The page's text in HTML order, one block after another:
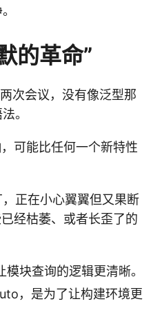
的革命”
次会议，没有像泛型那
。
可能比任何一个新特性
正在小心翼翼但又果断
经枯萎、或者长歪了的
块查询的逻辑更清晰。
，是为了让构建环境更